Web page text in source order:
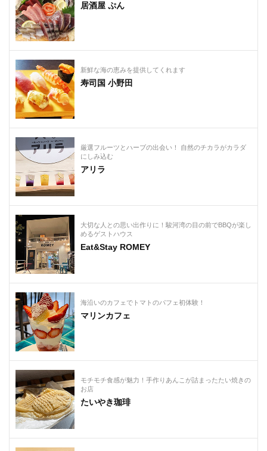
居酒屋 ぷん
新鮮な海の恵みを提供してくれます
寿司国 小野田
厳選フルーツとハーブの出会い！ 自然のチカラがカラダ
にしみ込む
アリラ
大切な人との思い出作りに！駿河湾の目の前でBBQが楽し
めるゲストハウス
Eat&Stay ROMEY
海沿いのカフェでトマトのパフェ初体験！
マリンカフェ
モチモチ食感が魅力！手作りあんこが詰まったたい焼きの
お店
たいやき珈琲